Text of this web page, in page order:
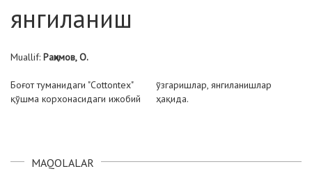
янгиланиш
Muallif: Раҳимов, О.
Боғот туманидаги "Cottontex"
қўшма корхонасидаги ижобий
ўзгаришлар, янгиланишлар
ҳақида.
MAQOLALAR